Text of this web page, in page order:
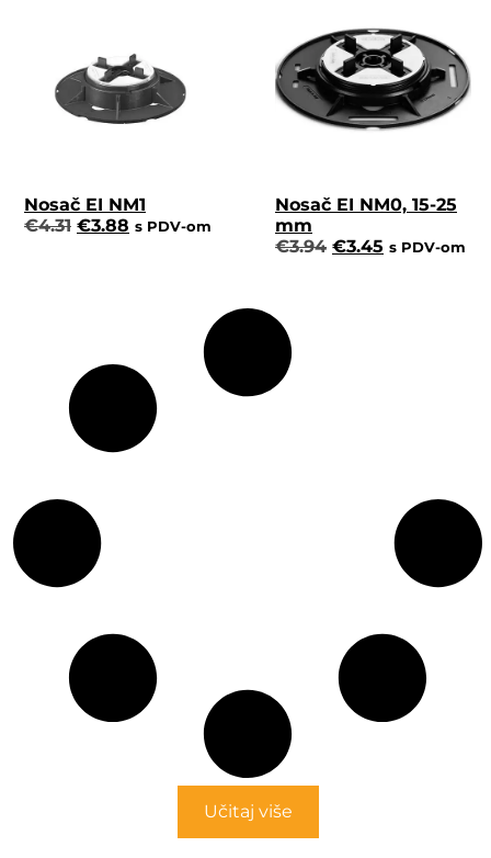
Nosač EI NM1
€4.31 €3.88 s PDV-om
Nosač EI NM0, 15-25
mm
€3.94 €3.45 s PDV-om
Učitaj više